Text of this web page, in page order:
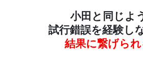
小田と同じよ
試行錯誤を経験し
結果に繋げられ